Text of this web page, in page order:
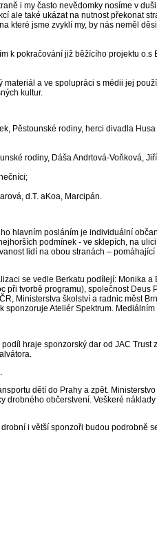
i my často nevědomky nosíme v
ale také ukázat na nutnost překonat
které jsme zvyklí my, by nás neměl
pokračování již běžícího projektu o.s
a ve spolupráci s médii jej
kultur.
Pěstounské rodiny, herci divadla
rodiny, Dáša Andrtová-Voňková,
d.T. aKoa, Marcipán.
hlavním posláním je individuální
podmínek - ve sklepích, na
lidí na obou stranách –
se vedle Berkatu podílejí: Monika
tvorbě programu), společnost Deus
Ministerstva školství a radnic měst
sponzoruje Ateliér Spektrum.
hraje sponzorský dar od JAC Trust
dětí do Prahy a zpět.
občerstvení. Veškeré
i větší sponzoři budou podrobně